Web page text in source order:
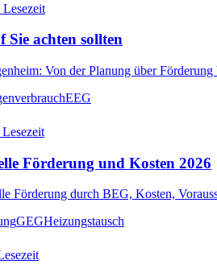
achten sollten
Von der Planung über
EEG
Förderung und Kosten 2026
Förderung durch BEG, Kosten,
GEGHeizungstausch